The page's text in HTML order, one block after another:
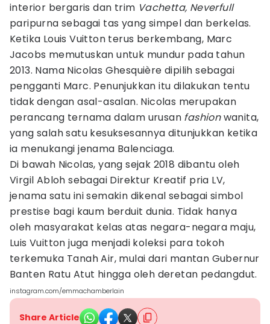
interior bergaris dan trim Vachetta, Neverfull
paripurna sebagai tas yang simpel dan berkelas.
Ketika Louis Vuitton terus berkembang, Marc
Jacobs memutuskan untuk mundur pada tahun
2013. Nama Nicolas Ghesquière dipilih sebagai
pengganti Marc. Penunjukkan itu dilakukan tentu
tidak dengan asal-asalan. Nicolas merupakan
perancang ternama dalam urusan fashionwanita,
yang salah satu kesuksesannya ditunjukkan ketika
ia menukangi jenama Balenciaga.
Di bawah Nicolas, yang sejak 2018 dibantu oleh
Virgil Abloh sebagai Direktur Kreatif pria LV,
jenama satu ini semakin dikenal sebagai simbol
prestise bagi kaum berduit dunia. Tidak hanya
oleh masyarakat kelas atas negara-negara maju,
Luis Vuitton juga menjadi koleksi para tokoh
terkemuka Tanah Air, mulai dari mantan Gubernur
Banten Ratu Atut hingga oleh deretan pedangdut.
instagram.com/emmachamberlain
Share Article